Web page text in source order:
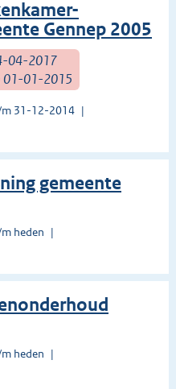
Gennep 2005
04-2017
01-01-2015
31-12-2014
gemeente
heden
heden